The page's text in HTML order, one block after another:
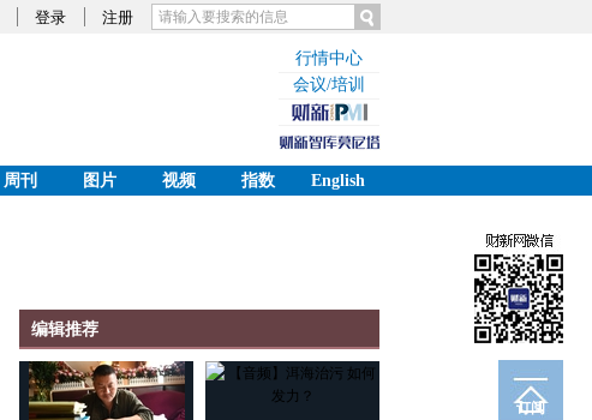
登录 注册
行情中心
会议/培训
周刊 图片 视频 指数
English
订阅
编辑推荐